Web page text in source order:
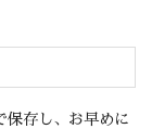
保存し、お早めに